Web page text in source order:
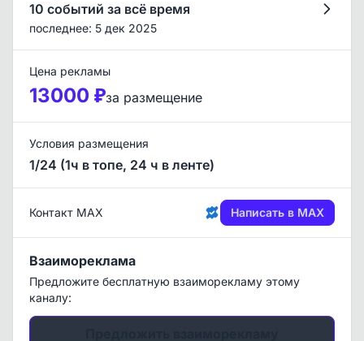
10 событий за всё время
последнее: 5 дек 2025
Цена рекламы
13000 ₽за размещение
Условия размещения
1/24 (1ч в топе, 24 ч в ленте)
Контакт MAX Написать в MAX
Взаимореклама
Предложите бесплатную взаиморекламу этому
каналу: